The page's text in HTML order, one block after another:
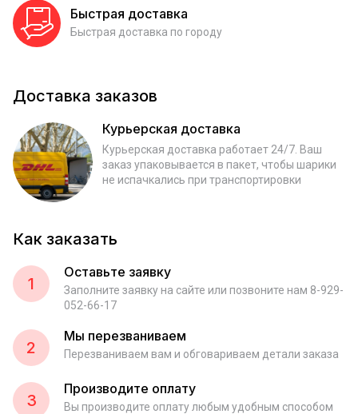
Быстрая доставка
Быстрая доставка по городу
Доставка заказов
Курьерская доставка
Курьерская доставка работает 24/7. Ваш
заказ упаковывается в пакет, чтобы шарики
не испачкались при транспортировки
Как заказать
1
Оставьте заявку
Заполните заявку на сайте или позвоните нам 8-929-
052-66-17
2
Мы перезваниваем
Перезваниваем вам и обговариваем детали заказа
3
Производите оплату
Вы производите оплату любым удобным способом